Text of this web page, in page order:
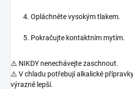
Opláchněte vysokým tlakem.
Pokračujte kontaktním mytím.
⚠️ NIKDY nenechávejte zaschnout.
⚠️ V chladu potřebují alkalické
výrazně lepší.